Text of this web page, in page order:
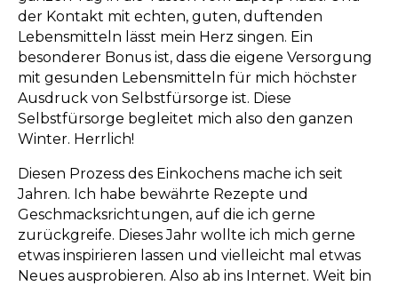
der Kontakt mit echten, guten, duftenden
Lebensmitteln lässt mein Herz singen. Ein
besonderer Bonus ist, dass die eigene Versorgung
mit gesunden Lebensmitteln für mich höchster
Ausdruck von Selbstfürsorge ist. Diese
Selbstfürsorge begleitet mich also den ganzen
Winter. Herrlich!
Diesen Prozess des Einkochens mache ich seit
Jahren. Ich habe bewährte Rezepte und
Geschmacksrichtungen, auf die ich gerne
zurückgreife. Dieses Jahr wollte ich mich gerne
etwas inspirieren lassen und vielleicht mal etwas
Neues ausprobieren. Also ab ins Internet. Weit bin